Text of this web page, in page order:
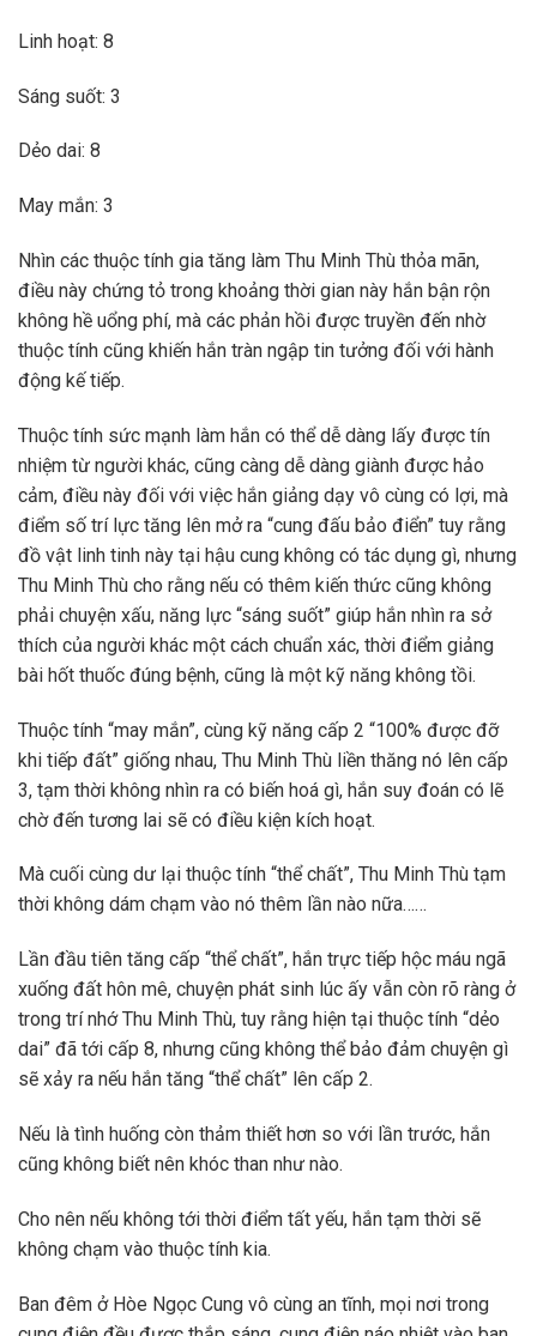
Linh hoạt: 8
Sáng suốt: 3
Dẻo dai: 8
May mắn: 3
Nhìn các thuộc tính gia tăng làm Thu Minh Thù thỏa mãn,
điều này chứng tỏ trong khoảng thời gian này hắn bận rộn
không hề uổng phí, mà các phản hồi được truyền đến nhờ
thuộc tính cũng khiến hắn tràn ngập tin tưởng đối với hành
động kế tiếp.
Thuộc tính sức mạnh làm hắn có thể dễ dàng lấy được tín
nhiệm từ người khác, cũng càng dễ dàng giành được hảo
cảm, điều này đối với việc hắn giảng dạy vô cùng có lợi, mà
điểm số trí lực tăng lên mở ra “cung đấu bảo điển” tuy rằng
đồ vật linh tinh này tại hậu cung không có tác dụng gì, nhưng
Thu Minh Thù cho rằng nếu có thêm kiến thức cũng không
phải chuyện xấu, năng lực “sáng suốt” giúp hắn nhìn ra sở
thích của người khác một cách chuẩn xác, thời điểm giảng
bài hốt thuốc đúng bệnh, cũng là một kỹ năng không tồi.
Thuộc tính “may mắn”, cùng kỹ năng cấp 2 “100% được đỡ
khi tiếp đất” giống nhau, Thu Minh Thù liền thăng nó lên cấp
3, tạm thời không nhìn ra có biến hoá gì, hắn suy đoán có lẽ
chờ đến tương lai sẽ có điều kiện kích hoạt.
Mà cuối cùng dư lại thuộc tính “thể chất”, Thu Minh Thù tạm
thời không dám chạm vào nó thêm lần nào nữa……
Lần đầu tiên tăng cấp “thể chất”, hắn trực tiếp hộc máu ngã
xuống đất hôn mê, chuyện phát sinh lúc ấy vẫn còn rõ ràng ở
trong trí nhớ Thu Minh Thù, tuy rằng hiện tại thuộc tính “dẻo
dai” đã tới cấp 8, nhưng cũng không thể bảo đảm chuyện gì
sẽ xảy ra nếu hắn tăng “thể chất” lên cấp 2.
Nếu là tình huống còn thảm thiết hơn so với lần trước, hắn
cũng không biết nên khóc than như nào.
Cho nên nếu không tới thời điểm tất yếu, hắn tạm thời sẽ
không chạm vào thuộc tính kia.
Ban đêm ở Hòe Ngọc Cung vô cùng an tĩnh, mọi nơi trong